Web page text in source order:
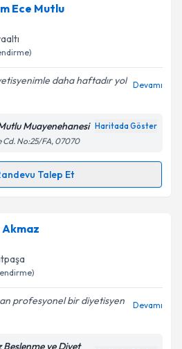
için randevu takvimi talebi
randevu almanız için bir
e-posta ile bilgilendireceğiz.
işlenmesine ilişkin Aydınlatma
ve kişisel verilerimin belirtilen
kabul ediyorum.
Ece Mutlu
daha haftadır yol Devamı
Muayenehanesi Haritada Göster
Cd. No:25/FA, 07070
Talep Et
Talebi
Mutluiçin randevu takvimi talebi
randevu almanız için bir
e-posta ile bilgilendireceğiz.
profesyonel bir diyetisyen
Devamı
ve Diyet